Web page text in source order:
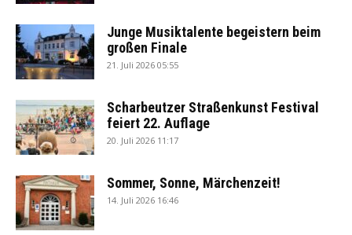
Junge Musiktalente begeistern beim
großen Finale
21. Juli 2026 05:55
Scharbeutzer Straßenkunst Festival
feiert 22. Auflage
20. Juli 2026 11:17
Sommer, Sonne, Märchenzeit!
14. Juli 2026 16:46